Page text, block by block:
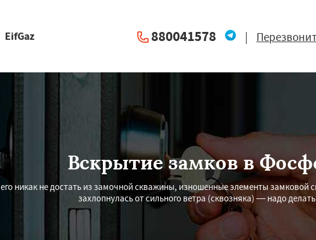
EifGaz 880041578 |
Вскрытие замков в
никак не достать из замочной скважины, изношенные элементы
захлопнулась от сильного ветра (сквозняка) — надо